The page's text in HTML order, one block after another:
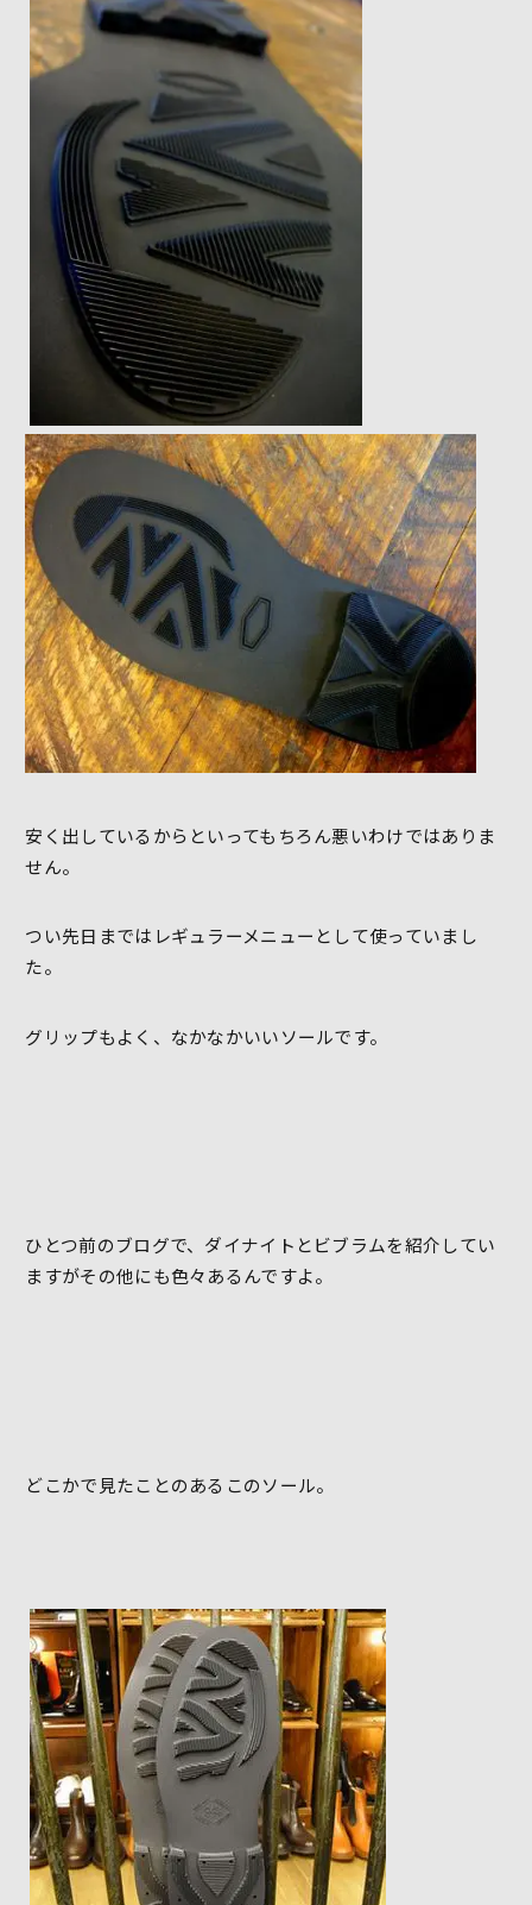
安く出しているからといってもちろん悪いわけではありま
せん。
つい先日まではレギュラーメニューとして使っていまし
た。
グリップもよく、なかなかいいソールです。
ひとつ前のブログで、ダイナイトとビブラムを紹介してい
ますがその他にも色々あるんですよ。
どこかで見たことのあるこのソール。